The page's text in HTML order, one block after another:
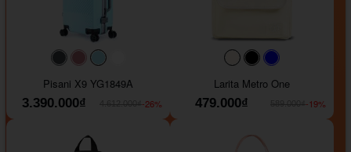
#40454a#b76e79
#9ad8e7
Pisani X9 YG1849A
3.390.000₫
-26%
#faf0e6#000000
Larita Metro One
479.000₫
-19%